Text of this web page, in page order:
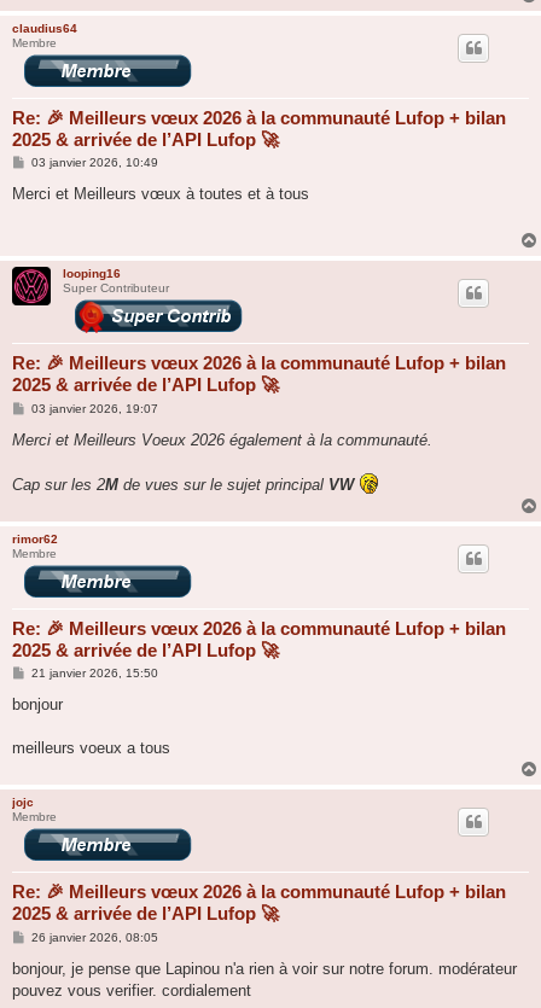
claudius64
Membre
Re: 🎉 Meilleurs vœux 2026 à la communauté Lufop + bilan
2025 & arrivée de l’API Lufop 🚀
M
s
03 janvier 2026, 10:49
Merci et Meilleurs vœux à toutes et à tous
looping16
Super Contributeur
Re: 🎉 Meilleurs vœux 2026 à la communauté Lufop + bilan
2025 & arrivée de l’API Lufop 🚀
M
s
g
e
03 janvier 2026, 19:07
Merci et Meilleurs Voeux 2026 également à la communauté.
Cap sur les 2M de vues sur le sujet principal VW
rimor62
Membre
Re: 🎉 Meilleurs vœux 2026 à la communauté Lufop + bilan
2025 & arrivée de l’API Lufop 🚀
M
s
g
21 janvier 2026, 15:50
bonjour
meilleurs voeux a tous
jojc
Membre
Re: 🎉 Meilleurs vœux 2026 à la communauté Lufop + bilan
2025 & arrivée de l’API Lufop 🚀
M
s
a
26 janvier 2026, 08:05
bonjour, je pense que Lapinou n'a rien à voir sur notre forum. modérateur
pouvez vous verifier. cordialement